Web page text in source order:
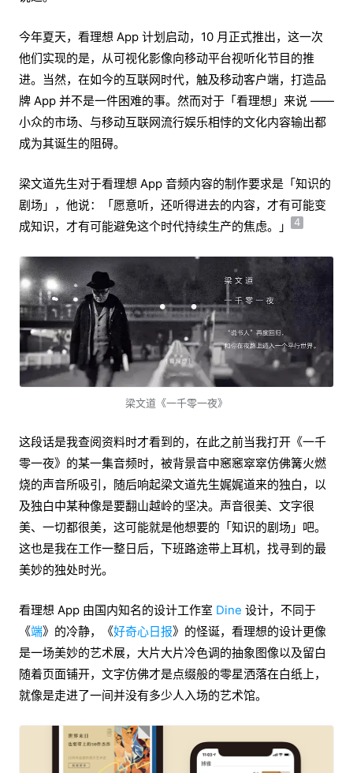
今年夏天，看理想 App 计划启动，10 月正式推出，这一次
他们实现的是，从可视化影像向移动平台视听化节目的推
进。当然，在如今的互联网时代，触及移动客户端，打造品
牌 App 并不是一件困难的事。然而对于「看理想」来说 ——
小众的市场、与移动互联网流行娱乐相悖的文化内容输出都
成为其诞生的阻碍。
梁文道先生对于看理想 App 音频内容的制作要求是「知识的
剧场」，他说：「愿意听，还听得进去的内容，才有可能变
成知识，才有可能避免这个时代持续生产的焦虑。」
4
梁文道《一千零一夜》
这段话是我查阅资料时才看到的，在此之前当我打开《一千
零一夜》的某一集音频时，被背景音中窸窸窣窣仿佛篝火燃
烧的声音所吸引，随后响起梁文道先生娓娓道来的独白，以
及独白中某种像是要翻山越岭的坚决。声音很美、文字很
美、一切都很美，这可能就是他想要的「知识的剧场」吧。
这也是我在工作一整日后，下班路途带上耳机，找寻到的最
美妙的独处时光。
看理想 App 由国内知名的设计工作室 Dine 设计，不同于
《端》的冷静，《好奇心日报》的怪诞，看理想的设计更像
是一场美妙的艺术展，大片大片冷色调的抽象图像以及留白
随着页面铺开，文字仿佛才是点缀般的零星洒落在白纸上，
就像是走进了一间并没有多少人入场的艺术馆。